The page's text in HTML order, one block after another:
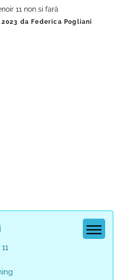
11 non si farà
da Federica Pogliani